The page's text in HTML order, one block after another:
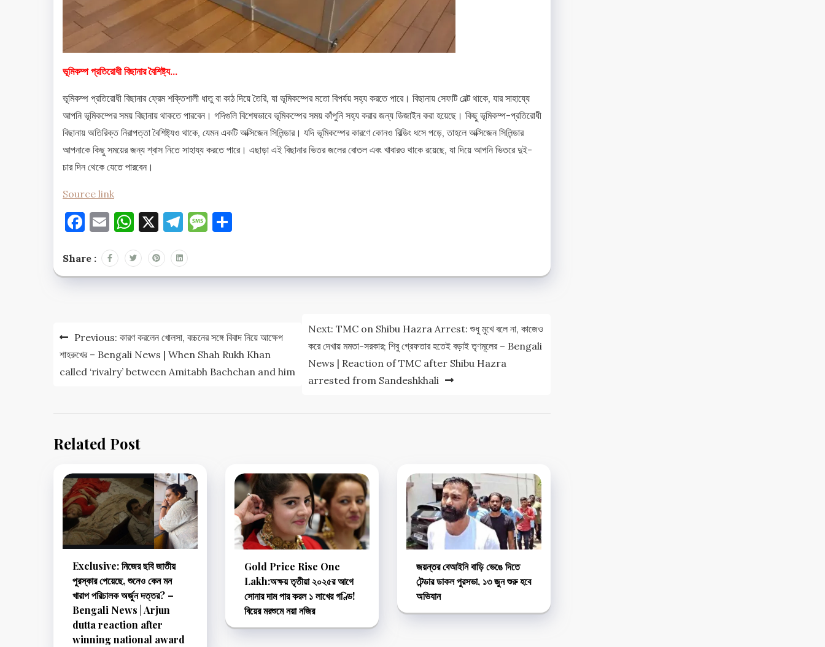
ভূমিকম্প প্রতিরোধী বিছানার বৈশিষ্ট্য…
ভূমিকম্প প্রতিরোধী বিছানার ফ্রেম শক্তিশালী ধাতু বা কাঠ দিয়ে তৈরি, যা ভূমিকম্পের মতো বিপর্যয় সহ্য করতে পারে। বিছানায় সেফটি বেল্ট থাকে, যার সাহায্যে
আপনি ভূমিকম্পের সময় বিছানায় থাকতে পারবেন। গদিগুলি বিশেষভাবে ভূমিকম্পের সময় কাঁপুনি সহ্য করার জন্য ডিজাইন করা হয়েছে। কিছু ভূমিকম্প-প্রতিরোধী
বিছানায় অতিরিক্ত নিরাপত্তা বৈশিষ্ট্যও থাকে, যেমন একটি অক্সিজেন সিলিন্ডার। যদি ভূমিকম্পের কারণে কোনও বিল্ডিং ধসে পড়ে, তাহলে অক্সিজেন সিলিন্ডার
আপনাকে কিছু সময়ের জন্য শ্বাস নিতে সাহায্য করতে পারে। এছাড়া এই বিছানার ভিতর জলের বোতল এবং খাবারও থাকে রয়েছে, যা দিয়ে আপনি ভিতরে দুই-
চার দিন থেকে যেতে পারবেন।
Source link
Facebook
EmailWhatsApp
X Telegram
Message
Share :
navigation
Previous: কারণ করলেন খোলসা, বচ্চনের সঙ্গে বিবাদ নিয়ে আক্ষেপ
শাহরুখের – Bengali News | When Shah Rukh Khan
called ‘rivalry’ between Amitabh Bachchan and him
Next: TMC on Shibu Hazra Arrest: শুধু মুখে বলে না, কাজেও
করে দেখায় মমতা-সরকার; শিবু গ্রেফতার হতেই বড়াই তৃণমূলের – Bengali
News | Reaction of TMC after Shibu Hazra
arrested from Sandeshkhali
Related Post
Exclusive: নিজের ছবি জাতীয়
পুরস্কার পেয়েছে, শুনেও কেন মন
খারাপ পরিচালক অর্জুন দত্তর? –
Bengali News | Arjun
dutta reaction after
winning national award
Gold Price Rise One
Lakh:অক্ষয় তৃতীয়া ২০২৫র আগে
সোনার দাম পার করল ১ লাখের গণ্ডি!
বিয়ের মরশুমে নয়া নজির
জয়ন্তর বেআইনি বাড়ি ভেঙে দিতে
টেন্ডার ডাকল পুরসভা, ১৩ জুন শুরু হবে
অভিযান